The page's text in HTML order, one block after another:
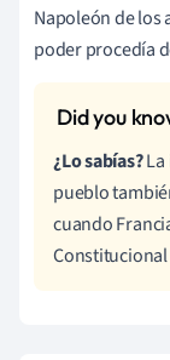
Napoleón de los
poder procedía
¿Lo sabías?La
pueblo
cuando
Constitucional